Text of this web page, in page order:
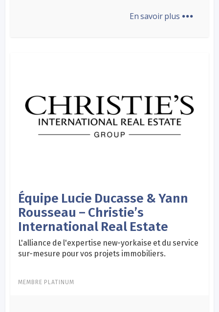
En savoir plus ...
Équipe Lucie Ducasse & Yann
Rousseau – Christie’s
International Real Estate
L'alliance de l'expertise new-yorkaise et du service
sur-mesure pour vos projets immobiliers.
MEMBRE PLATINUM